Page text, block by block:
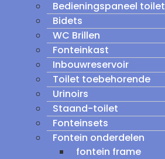
Bedieningspaneel toilet
Bidets
WC Brillen
Fonteinkast
Inbouwreservoir
Toilet toebehorende
Urinoirs
Staand-toilet
Fonteinsets
Fontein onderdelen
fontein frame